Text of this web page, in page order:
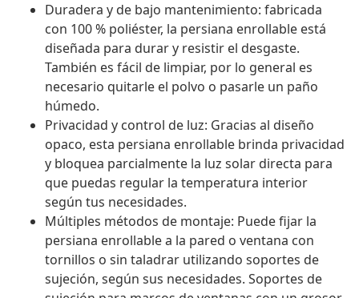
Duradera y de bajo mantenimiento: fabricada
con 100 % poliéster, la persiana enrollable está
diseñada para durar y resistir el desgaste.
También es fácil de limpiar, por lo general es
necesario quitarle el polvo o pasarle un paño
húmedo.
Privacidad y control de luz: Gracias al diseño
opaco, esta persiana enrollable brinda privacidad
y bloquea parcialmente la luz solar directa para
que puedas regular la temperatura interior
según tus necesidades.
Múltiples métodos de montaje: Puede fijar la
persiana enrollable a la pared o ventana con
tornillos o sin taladrar utilizando soportes de
sujeción, según sus necesidades. Soportes de